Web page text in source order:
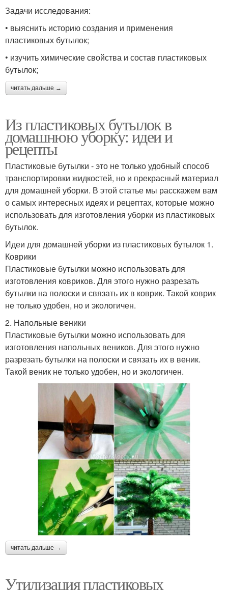
Задачи исследования:
• выяснить историю создания и применения
пластиковых бутылок;
• изучить химические свойства и состав пластиковых
бутылок;
читать дальше →
Из пластиковых бутылок в
домашнюю уборку: идеи и
рецепты
Пластиковые бутылки - это не только удобный способ
транспортировки жидкостей, но и прекрасный материал
для домашней уборки. В этой статье мы расскажем вам
о самых интересных идеях и рецептах, которые можно
использовать для изготовления уборки из пластиковых
бутылок.
Идеи для домашней уборки из пластиковых бутылок 1.
Коврики
Пластиковые бутылки можно использовать для
изготовления ковриков. Для этого нужно разрезать
бутылки на полоски и связать их в коврик. Такой коврик
не только удобен, но и экологичен.
2. Напольные веники
Пластиковые бутылки можно использовать для
изготовления напольных веников. Для этого нужно
разрезать бутылки на полоски и связать их в веник.
Такой веник не только удобен, но и экологичен.
читать дальше →
Утилизация пластиковых